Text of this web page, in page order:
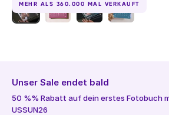
MEHR ALS 360.000 MAL VERKAUFT
Unser Sale endet bald
50 %% Rabatt auf dein erstes Fotobuch
USSUN26